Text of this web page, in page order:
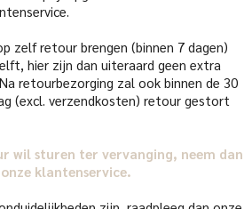
zelf retour brengen (binnen 7 dagen)
hier zijn dan uiteraard geen extra
retourbezorging zal ook binnen de 30
(excl. verzendkosten) retour gestort
wil sturen ter vervanging, neem dan
klantenservice.